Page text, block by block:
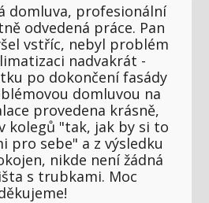
domluva, profesionální
odvedená práce. Pan
vstříc, nebyl problém
nadvakrát -
po dokončení fasády
domluvou na
provedena krásně,
kolegů "tak, jak by si to
pro sebe" a z výsledku
nikde není žádná
s trubkami. Moc